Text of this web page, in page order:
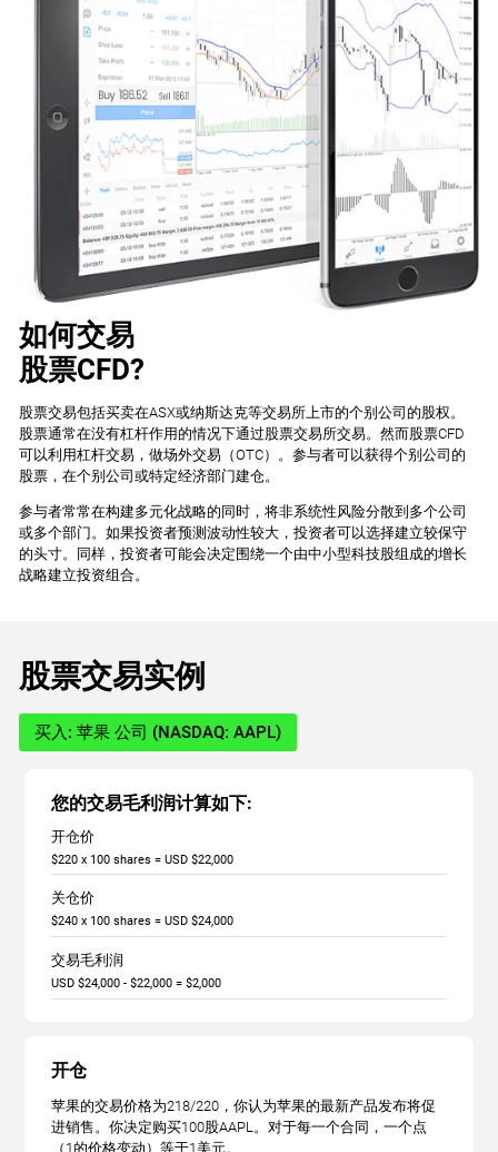
如何交易
股票CFD?
股票交易包括买卖在ASX或纳斯达克等交易所上市的个别公司的股权。
股票通常在没有杠杆作用的情况下通过股票交易所交易。然而股票CFD
可以利用杠杆交易，做场外交易（OTC）。参与者可以获得个别公司的
股票，在个别公司或特定经济部门建仓。
参与者常常在构建多元化战略的同时，将非系统性风险分散到多个公司
或多个部门。如果投资者预测波动性较大，投资者可以选择建立较保守
的头寸。同样，投资者可能会决定围绕一个由中小型科技股组成的增长
战略建立投资组合。
股票交易实例
买入: 苹果 公司 (NASDAQ: AAPL)
您的交易毛利润计算如下:
开仓价
$220 x 100 shares = USD $22,000
关仓价
$240 x 100 shares = USD $24,000
交易毛利润
USD $24,000 - $22,000 = $2,000
开仓
苹果的交易价格为218/220，你认为苹果的最新产品发布将促
进销售。你决定购买100股AAPL。对于每一个合同，一个点
（1的价格变动）等于1美元。